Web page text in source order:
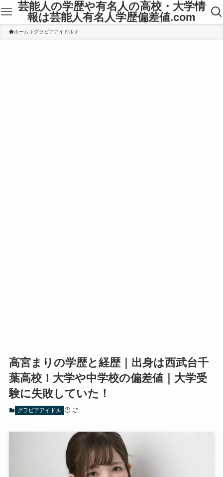
芸能人の学歴や有名人の高校・大学情
報は芸能人有名人学歴偏差値.com
ホーム グラビアアイドル
高宮まりの学歴と経歴｜出身は西武台千
葉高校！大学や中学校の偏差値｜大学受
験に失敗していた！
グラビアアイドル